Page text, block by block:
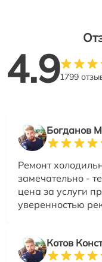
4.91799
Богданов
Ремонт
замечательно -
цена за услуги
уверенностью
Котов